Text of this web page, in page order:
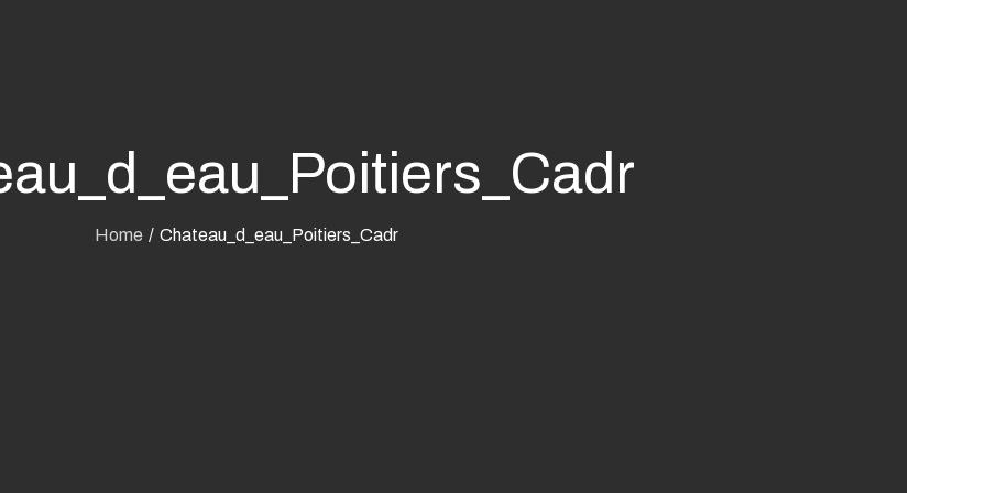
Home Chateau_d_eau_Poitiers_Cadr